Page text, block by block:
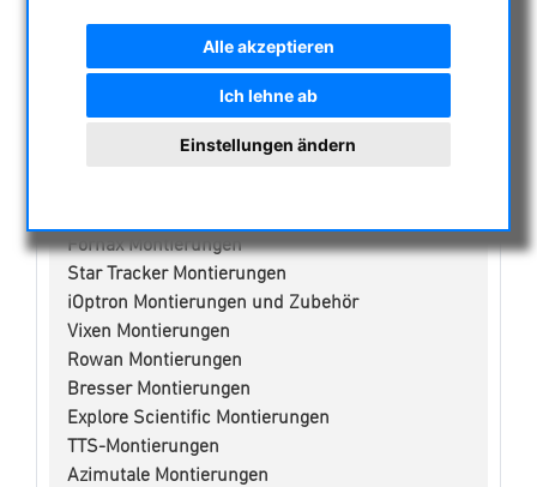
Alle akzeptieren
Ich lehne ab
Einstellungen ändern
SONNENBEOBACHTUNG
FERNGLÄSER, SPEKTIVE
Fornax Montierungen
Star Tracker Montierungen
iOptron Montierungen und Zubehör
Vixen Montierungen
Rowan Montierungen
Bresser Montierungen
Explore Scientific Montierungen
TTS-Montierungen
Azimutale Montierungen